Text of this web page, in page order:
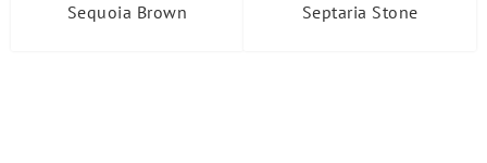
Sequoia Brown Septaria Stone